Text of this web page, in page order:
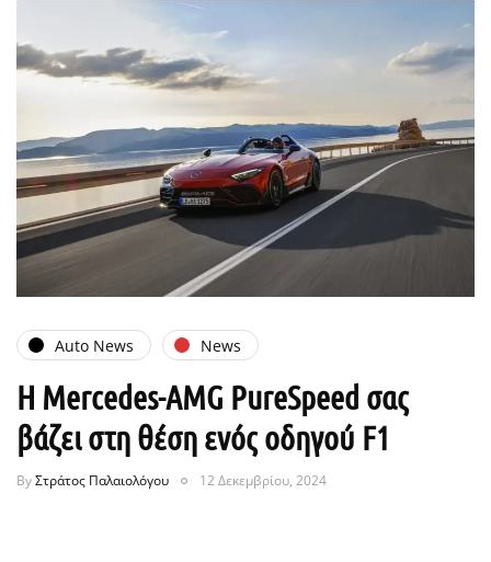
Auto News News
Η Mercedes-AMG PureSpeed σας
βάζει στη θέση ενός οδηγού F1
ByΣτράτος Παλαιολόγου 12 Δεκεμβρίου, 2024